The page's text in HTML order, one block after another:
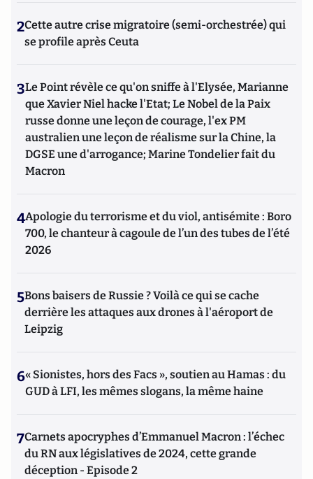
2Cette autre crise migratoire (semi-orchestrée) qui
se profile après Ceuta
3Le Point révèle ce qu'on sniffe à l'Elysée, Marianne
que Xavier Niel hacke l'Etat; Le Nobel de la Paix
russe donne une leçon de courage, l'ex PM
australien une leçon de réalisme sur la Chine, la
DGSE une d'arrogance; Marine Tondelier fait du
Macron
4Apologie du terrorisme et du viol, antisémite : Boro
700, le chanteur à cagoule de l’un des tubes de l’été
2026
5Bons baisers de Russie ? Voilà ce qui se cache
derrière les attaques aux drones à l'aéroport de
Leipzig
6« Sionistes, hors des Facs », soutien au Hamas : du
GUD à LFI, les mêmes slogans, la même haine
7Carnets apocryphes d’Emmanuel Macron : l’échec
du RN aux législatives de 2024, cette grande
déception - Episode 2